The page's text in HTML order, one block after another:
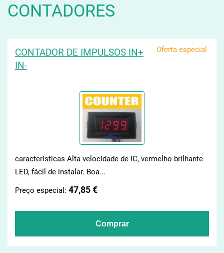
CONTADORES
Oferta especial
CONTADOR DE IMPULSOS IN+
IN-
características Alta velocidade de IC, vermelho brilhante
LED, fácil de instalar. Boa...
Preço especial: 47,85 €